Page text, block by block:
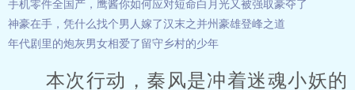
手机零件全国产，鹰酱你如何应对短命白月光又被强取豪夺了
神豪在手，凭什么找个男人嫁了汉末之并州豪雄登峰之道
年代剧里的炮灰男女相爱了 留守乡村的少年
本次行动，秦风是冲着迷魂小妖的